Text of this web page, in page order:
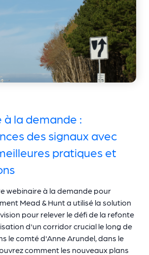
à la demande :
des signaux avec
pratiques et
webinaire à la demande pour
Mead & Hunt a utilisé la solution
pour relever le défi de la refonte
d'un corridor crucial le long de
le comté d'Anne Arundel, dans le
comment les nouveaux plans